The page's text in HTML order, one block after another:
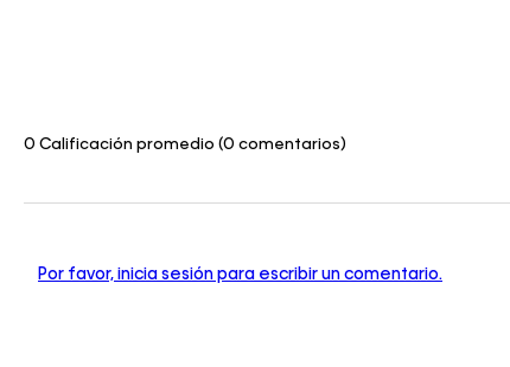
0 Calificación promedio (0 comentarios)
Por favor, inicia sesión para escribir un comentario.